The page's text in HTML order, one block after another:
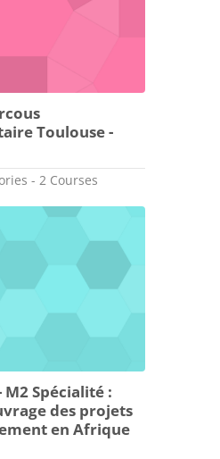
Toulouse -
- 2 Courses
M2 Spécialité :
des projets
en Afrique